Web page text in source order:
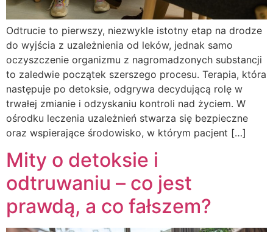
Odtrucie to pierwszy, niezwykle istotny etap na drodze
do wyjścia z uzależnienia od leków, jednak samo
oczyszczenie organizmu z nagromadzonych substancji
to zaledwie początek szerszego procesu. Terapia, która
następuje po detoksie, odgrywa decydującą rolę w
trwałej zmianie i odzyskaniu kontroli nad życiem. W
ośrodku leczenia uzależnień stwarza się bezpieczne
oraz wspierające środowisko, w którym pacjent […]
Mity o detoksie i
odtruwaniu – co jest
prawdą, a co fałszem?